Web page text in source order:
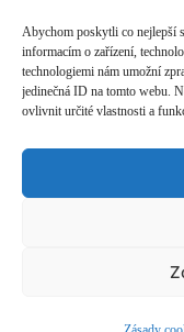
Abychom poskytli co nejlepší
informacím o zařízení,
technologiemi nám umožní
jedinečná ID na tomto webu.
ovlivnit určité vlastnosti a
prezentoval
v různých
ČASOPIS O JINÉ
©2026